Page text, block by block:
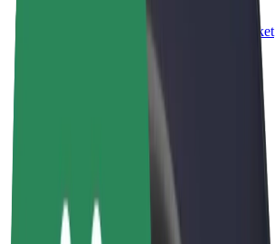
Доставка продуктів Bolt Market
Електровелосипеди
Заробляйте з Bolt